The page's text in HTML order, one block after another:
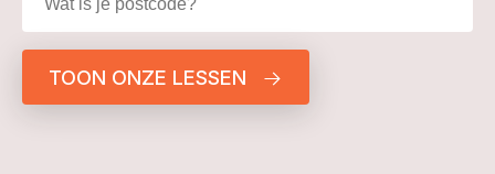
TOON ONZE LESSEN